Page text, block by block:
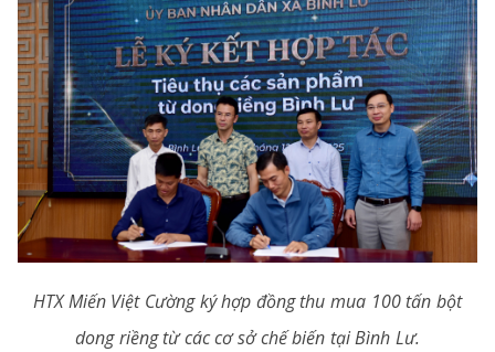
HTX Miến Việt Cường ký hợp đồng thu mua 100 tấn bột
dong riềng từ các cơ sở chế biến tại Bình Lư.